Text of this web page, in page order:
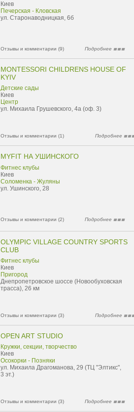
Киев
Печерская - Кловская
ул. Старонаводницкая, 6б
Отзывы и комментарии (9) Подробнее
MONTESSORI CHILDRENS HOUSE OF
KYIV
Детские сады
Киев
Центр
ул. Михаила Грушевского, 4а (оф. 3)
Отзывы и комментарии (1) Подробнее
MYFIT НА УШИНСКОГО
Фитнес клубы
Киев
Соломенка - Жуляны
ул. Ушинского, 28
Отзывы и комментарии (2) Подробнее
OLYMPIC VILLAGE COUNTRY SPORTS
CLUB
Фитнес клубы
Киев
Пригород
Днепропетровское шоссе (Новообуховская
трасса), 26 км
Отзывы и комментарии (3) Подробнее
OPEN ART STUDIO
Кружки, секции, творчество
Киев
Осокорки - Позняки
ул. Михаила Драгоманова, 29 (ТЦ "Элтикс",
3 эт.)
Отзывы и комментарии (3) Подробнее